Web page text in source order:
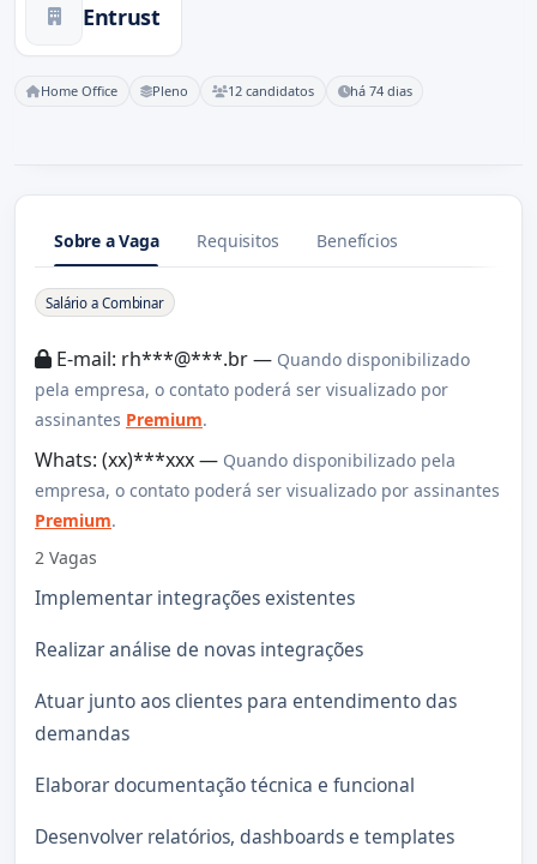
Entrust
Home Office Pleno 12 candidatos há 74 dias
Sobre a Vaga Requisitos Benefícios
Sobre a Vaga
Salário a Combinar
E-mail: rh***@***.br — Quando disponibilizado
pela empresa, o contato poderá ser visualizado por
assinantes Premium.
Whats: (xx)***xxx — Quando disponibilizado pela
empresa, o contato poderá ser visualizado por assinantes
Premium.
2 Vagas
Implementar integrações existentes
Realizar análise de novas integrações
Atuar junto aos clientes para entendimento das
demandas
Elaborar documentação técnica e funcional
Desenvolver relatórios, dashboards e templates